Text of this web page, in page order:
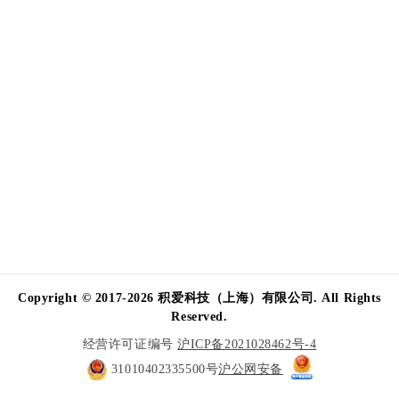
Copyright © 2017-2026 积爱科技（上海）有限公司. All Rights
Reserved.
经营许可证编号沪ICP备2021028462号-4
31010402335500号沪公网安备